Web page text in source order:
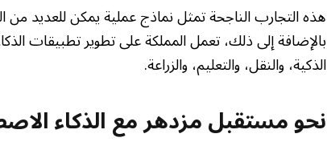
هذه التجارب الناجحة تمثل نماذج عملية يمكن للعديد من
بالإضافة إلى ذلك، تعمل المملكة على تطوير تطبيقات
الذكية، والنقل، والتعليم، والزراعة.
نحو مستقبل مزدهر مع الذكاء